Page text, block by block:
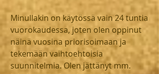
Minullakin on käytössä vain 24 tuntia
vuorokaudessa, joten olen oppinut
näinä vuosina priorisoimaan ja
tekemään vaihtoehtoisia
suunnitelmia. Olen jättänyt mm.